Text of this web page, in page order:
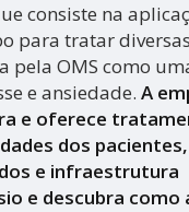
consiste na
para tratar diversas
pela OMS como
e ansiedade. A
e oferece
dos pacientes,
e infraestrutura
e descubra como